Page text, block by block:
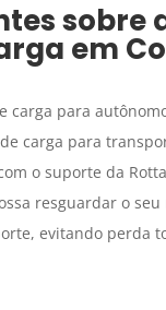
sobre
em
para
carga para
o suporte da
resguardar o
evitando perda